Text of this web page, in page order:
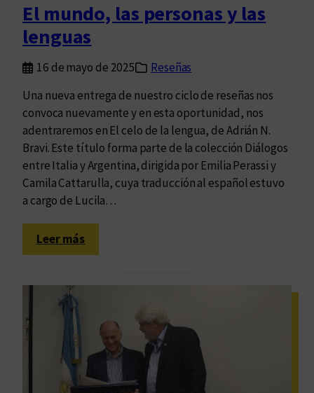
El mundo, las personas y las
lenguas
16 de mayo de 2025
Reseñas
Una nueva entrega de nuestro ciclo de reseñas nos
convoca nuevamente y en esta oportunidad, nos
adentraremos en El celo de la lengua, de Adrián N.
Bravi. Este título forma parte de la colección Diálogos
entre Italia y Argentina, dirigida por Emilia Perassi y
Camila Cattarulla, cuya traducción al español estuvo
a cargo de Lucila…
Leer más:
E
o
,